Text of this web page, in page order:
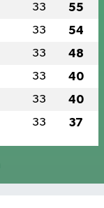
33 55
33 54
33 48
33 40
33 40
33 37